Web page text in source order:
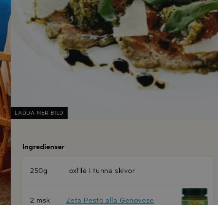
LADDA NER BILD
Ingredienser
250g oxfilé i tunna skivor
2 msk
Zeta Pesto alla Genovese